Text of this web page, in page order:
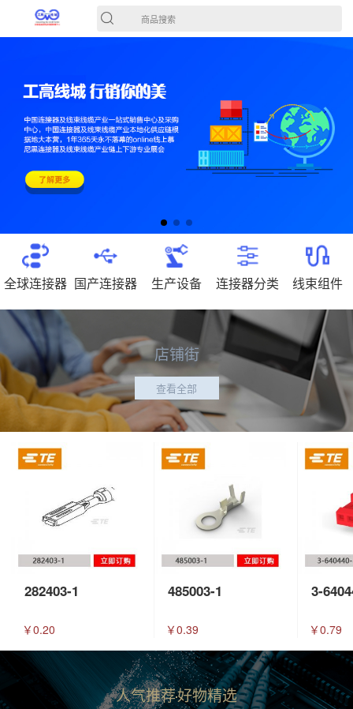
商品搜索
全球连接器 国产连接器 生产设备 连接器分类 线束组件
店铺街
查看全部
282403-1
￥0.20
485003-1
￥0.39
3-
￥0.79
人气推荐好物精选